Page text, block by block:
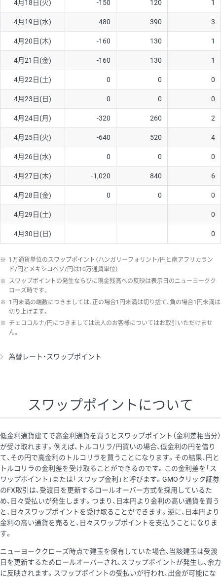
ソ/円は10万通貨単位。
4月18日(火) -150 120 1
4月19日(水) -480 390 3
4月20日(木) -160 130 1
4月21日(金) -160 130 1
4月22日(土) 0 0 0
4月23日(日) 0 0 0
4月24日(月) -320 260 2
4月25日(火) -640 520 4
4月26日(水) 0 0 0
4月27日(木) -1,020 840 6
4月28日(金) 0 0 0
4月29日(土) 0
4月30日(日) 0
※ 1万通貨単位のスワップポイント（ハンガリーフォリント/円と南アフリカラン
ド/円とメキシコペソ/円は10万通貨単位）
※ スワップポイントの発生ならびに現金残高への反映は表示日のニューヨークク
ローズ時です。
※ 1円未満の端数につきましては、正の場合1円未満は切り捨て、負の場合1円未満は
切り上げます。
※ チェココルナ/円につきましては法人のお客様についてはお取引いただけませ
ん。
為替レート・スワップポイント
スワップポイントについて
低金利通貨建てで高金利通貨を買うとスワップポイント（金利差相当分）
が受け取れます。例えば、トルコリラ/円買いの場合、低金利の円を借り
て、その円で高金利のトルコリラを買うことになります。その結果、円と
トルコリラの金利差を受け取ることができるのです。この金利差を「ス
ワップポイント」または「スワップ金利」と呼びます。GMOクリック証券
のFX取引は、受渡日を更新するロールオーバー方式を採用しているた
め、日々受払いが発生します。つまり、日本円より金利の高い通貨を買う
と、日々スワップポイントを受け取ることができます。逆に、日本円より
金利の高い通貨を売ると、日々スワップポイントを支払うことになりま
す。
ニューヨーククローズ時点で建玉を保有していた場合、当該建玉は受渡
日を更新するためロールオーバーされ、スワップポイントが発生し、余力
に反映されます。スワップポイントの受払いが行われ、出金が可能にな